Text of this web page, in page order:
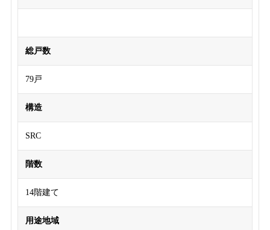
総戸数
79戸
構造
SRC
階数
14階建て
用途地域